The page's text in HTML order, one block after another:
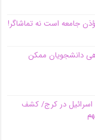
جامعه است نه تماشاگر!
دانشجویان ممکن
اسرائیل در کرج/‌ کشف